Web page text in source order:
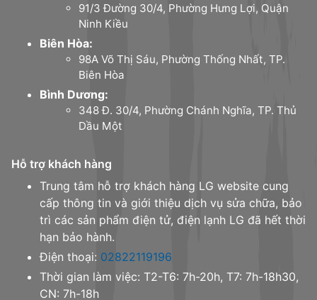
91/3 Đường 30/4, Phường Hưng Lợi, Quận
Ninh Kiều
Biên Hòa:
98A Võ Thị Sáu, Phường Thống Nhất, TP.
Biên Hòa
Bình Dương:
348 Đ. 30/4, Phường Chánh Nghĩa, TP. Thủ
Dầu Một
Hỗ trợ khách hàng
Trung tâm hỗ trợ khách hàng LG website cung
cấp thông tin và giới thiệu dịch vụ sửa chữa, bảo
trì các sản phẩm điện tử, điện lạnh LG đã hết thời
hạn bảo hành.
Điện thoại: 02822119196
Thời gian làm việc: T2-T6: 7h-20h, T7: 7h-18h30,
CN: 7h-18h